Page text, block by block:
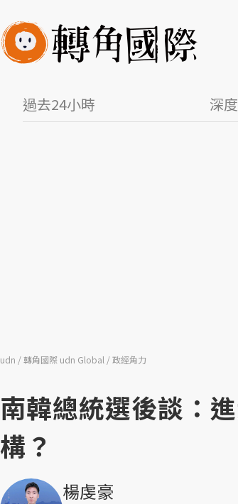
過去24小時 深
udn 轉角國際 udn Global 政經角力
南韓總統選後談：
構？
楊虔豪